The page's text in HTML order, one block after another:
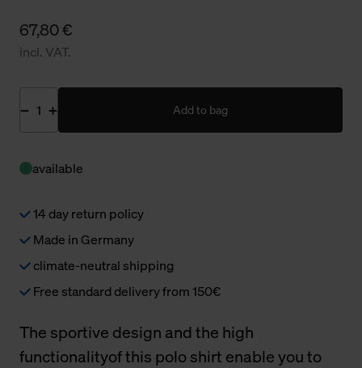
67,80 €
incl. VAT.
Add to bag
available
14 day return policy
Made in Germany
climate-neutral shipping
Free standard delivery from 150€
The sportive design and the high
functionalityof this polo shirt enable you to